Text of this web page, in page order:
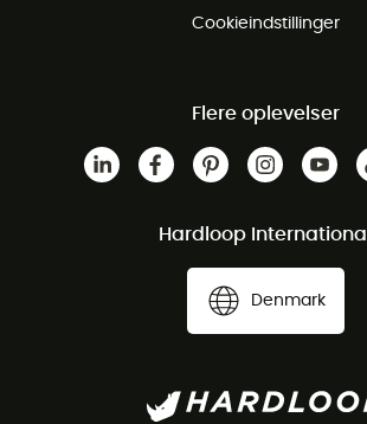
Cookieindstillinger
Flere oplevelser
Hardloop International
Denmark